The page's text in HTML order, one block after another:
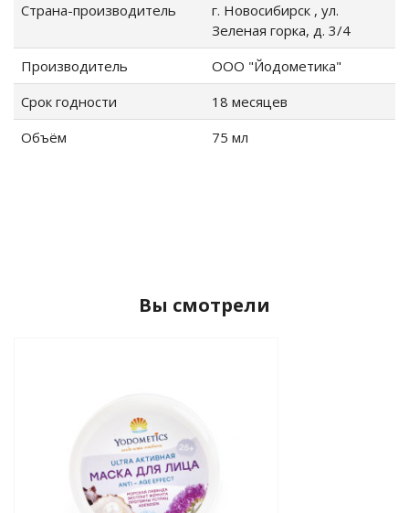
Страна-производитель
г. Новосибирск , ул.
Зеленая горка, д. 3/4
Производитель
ООО "Йодометика"
Срок годности
18 месяцев
Объём
75 мл
Вы смотрели